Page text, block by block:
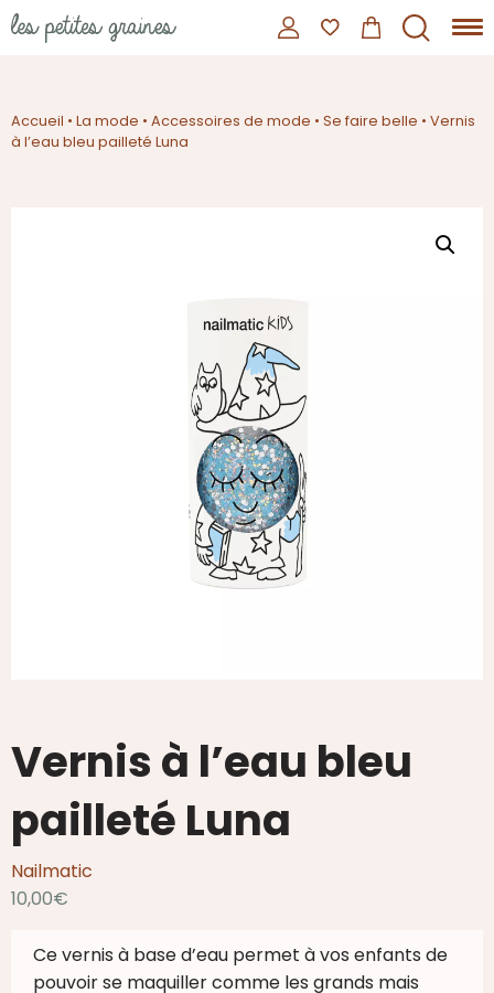
Accueil • La mode • Accessoires de mode • Se faire belle • Vernis
à l’eau bleu pailleté Luna
Vernis à l’eau bleu
pailleté Luna
Nailmatic
10,00€
Ce vernis à base d’eau permet à vos enfants de
pouvoir se maquiller comme les grands mais